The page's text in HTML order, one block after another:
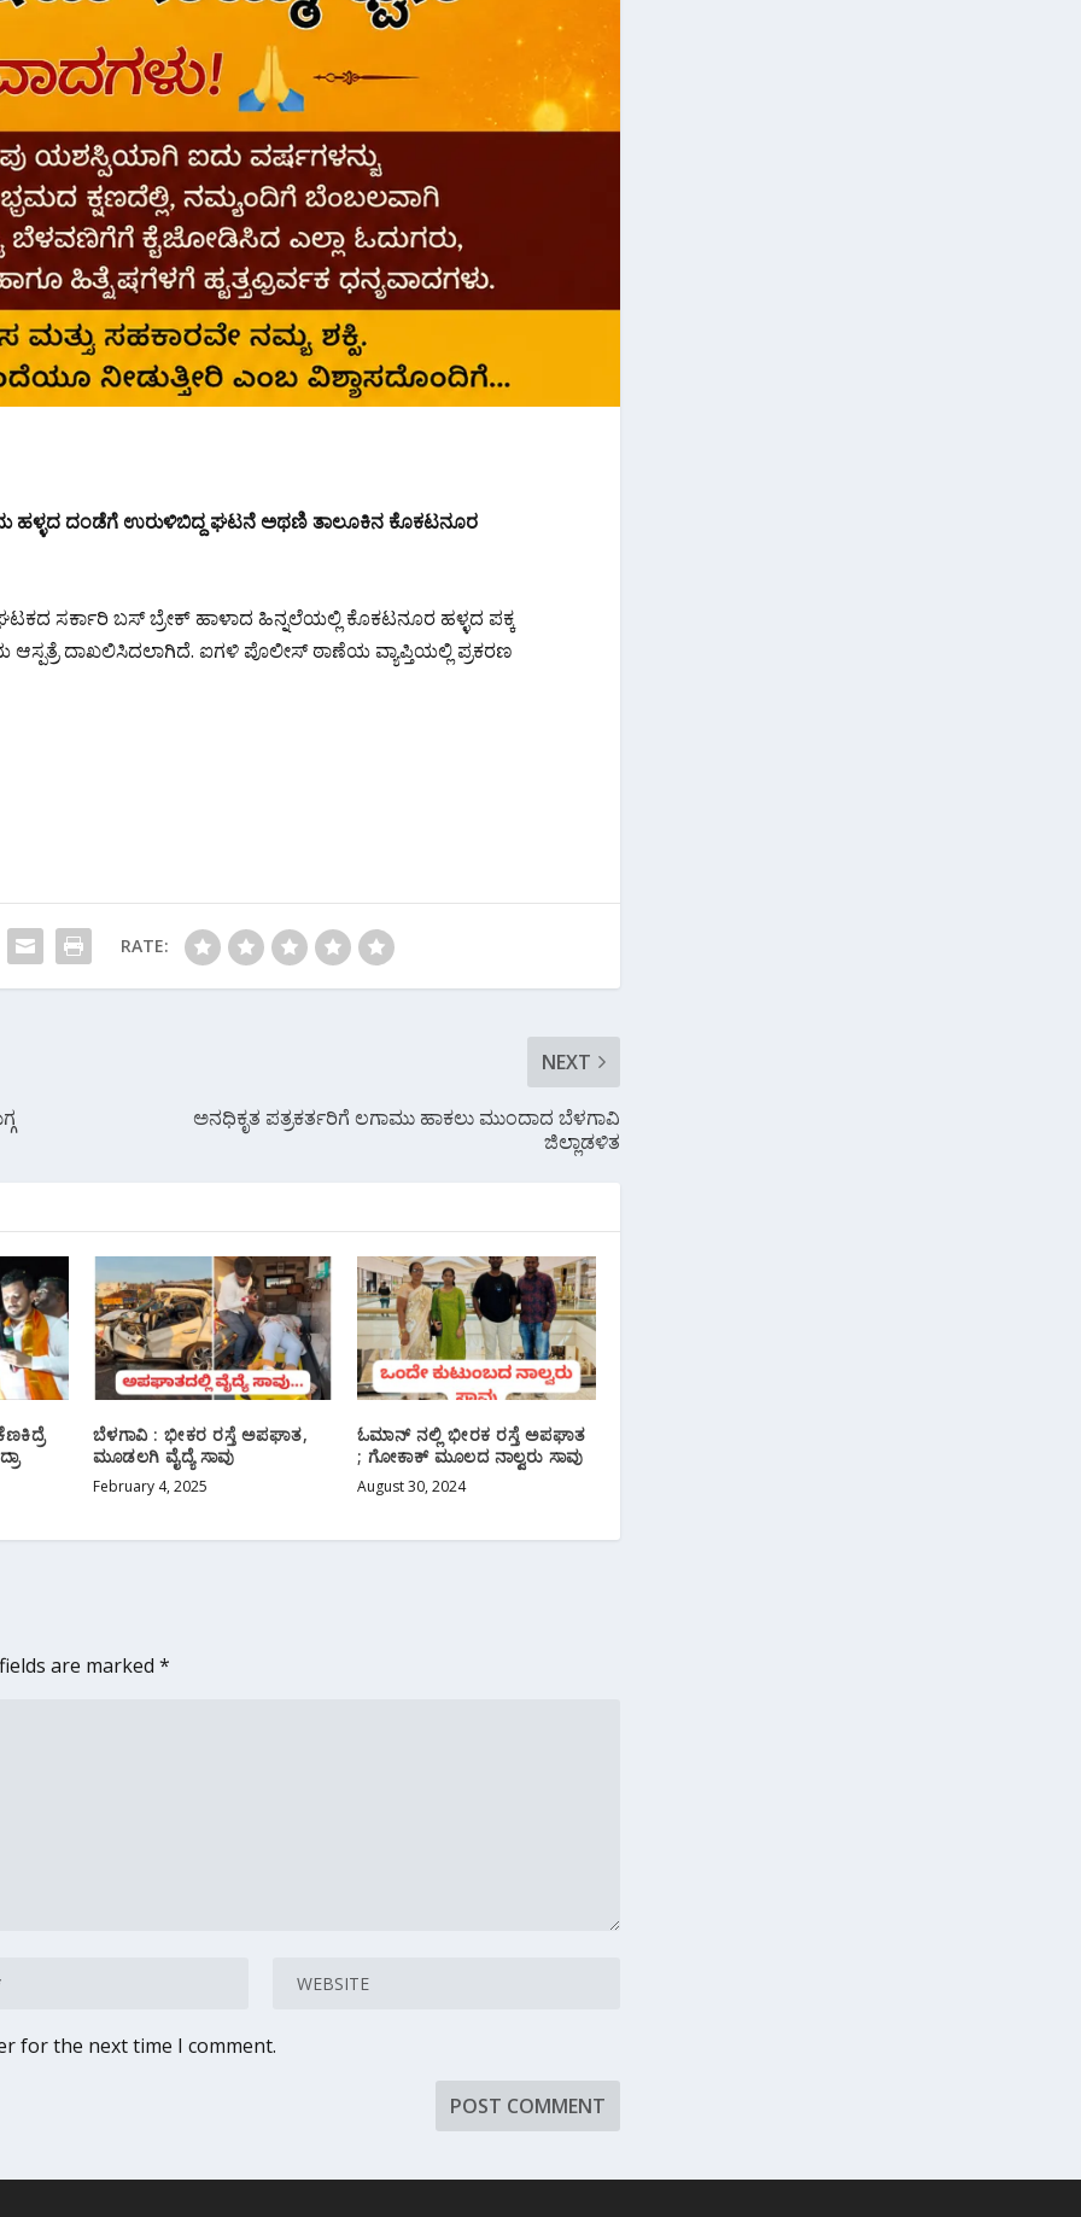
ಹಳ್ಳದ ದಂಡೆಗೆ ಉರುಳಿಬಿದ್ದ ಘಟನೆ ಅಥಣಿ ತಾಲೂಕಿನ ಕೊಕಟನೂರ
ಸರ್ಕಾರಿ ಬಸ್ ಬ್ರೇಕ್ ಹಾಳಾದ ಹಿನ್ನಲೆಯಲ್ಲಿ ಕೊಕಟನೂರ ಹಳ್ಳದ ಪಕ್ಕ
ಆಸ್ಪತ್ರೆ ದಾಖಲಿಸಿದಲಾಗಿದೆ. ಐಗಳಿ ಪೊಲೀಸ್ ಠಾಣೆಯ ವ್ಯಾಪ್ತಿಯಲ್ಲಿ ಪ್ರಕರಣ
RATE:
NEXT
ಅನಧಿಕೃತ ಪತ್ರಕರ್ತರಿಗೆ ಲಗಾಮು ಹಾಕಲು ಮುಂದಾದ ಬೆಳಗಾವಿ
ಜಿಲ್ಲಾಡಳಿತ
ಬೆಳಗಾವಿ : ಭೀಕರ ರಸ್ತೆ ಅಪಘಾತ,
ಮೂಡಲಗಿ ವೈದ್ಯೆ ಸಾವು
February 4, 2025
ಓಮಾನ್ ನಲ್ಲಿ ಭೀರಕ ರಸ್ತೆ ಅಪಘಾತ
; ಗೋಕಾಕ್ ಮೂಲದ ನಾಲ್ವರು ಸಾವು
August 30, 2024
are marked*
for the next time I comment.